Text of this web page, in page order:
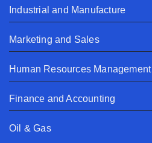
Industrial and Manufacture
Marketing and Sales
Human Resources Management
Finance and Accounting
Oil & Gas